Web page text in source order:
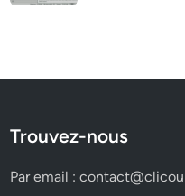
Trouvez-nous
Par email :